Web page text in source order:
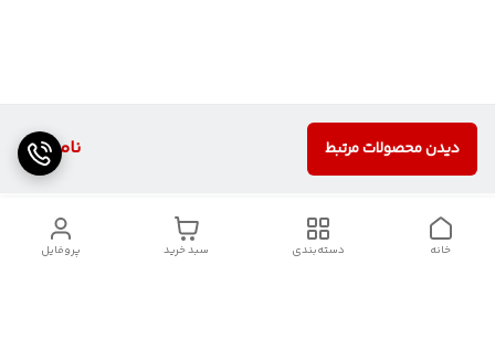
ناموجود دیدن محصولات مرتبط
پروفایل سبد خرید دسته‌بندی خانه